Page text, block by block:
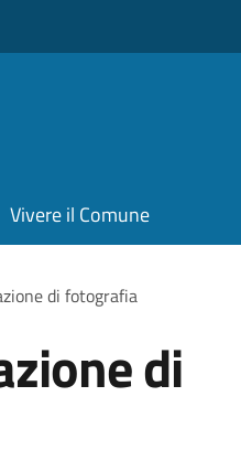
Vivere il Comune
di fotografia
di